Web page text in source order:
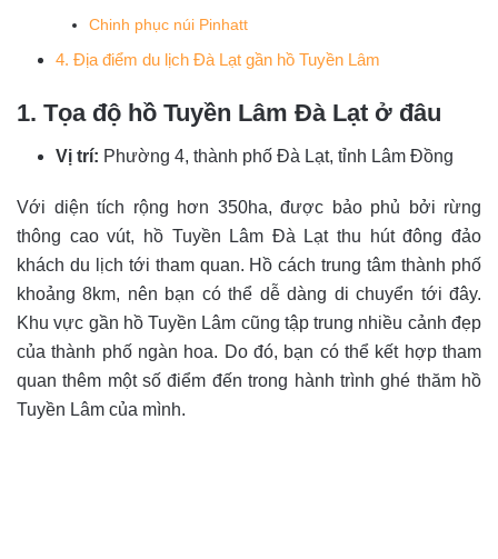
Chinh phục núi Pinhatt
4. Địa điểm du lịch Đà Lạt gần hồ Tuyền Lâm
1. Tọa độ hồ Tuyền Lâm Đà Lạt ở đâu
Vị trí: Phường 4, thành phố Đà Lạt, tỉnh Lâm Đồng
Với diện tích rộng hơn 350ha, được bảo phủ bởi rừng
thông cao vút, hồ Tuyền Lâm Đà Lạt thu hút đông đảo
khách du lịch tới tham quan. Hồ cách trung tâm thành phố
khoảng 8km, nên bạn có thể dễ dàng di chuyển tới đây.
Khu vực gần hồ Tuyền Lâm cũng tập trung nhiều cảnh đẹp
của thành phố ngàn hoa. Do đó, bạn có thể kết hợp tham
quan thêm một số điểm đến trong hành trình ghé thăm hồ
Tuyền Lâm của mình.